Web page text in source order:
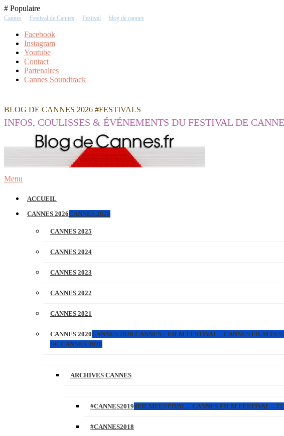
Skip
To
# Populaire
Cannes Festival de Cannes Festival blog de cannes
Facebook
Instagram
Youtube
Contact
Partenaires
Cannes Soundtrack
BLOG DE CANNES 2026 #FESTIVALS
INFOS, COULISSES & ÉVÉNEMENTS DU FESTIVAL DE
Menu
ACCUEIL
CANNES 2026CANNES 2026
CANNES 2025
CANNES 2024
CANNES 2023
CANNES 2022
CANNES 2021
CANNES 2020CANNES 2020 CANNES – FILM FESTIVAL – CANNES FILM
DE CANNES 2020
ARCHIVES CANNES
#CANNES2019#FILMFESTIVAL – CANNES FILM FESTIVAL –
#CANNES2018